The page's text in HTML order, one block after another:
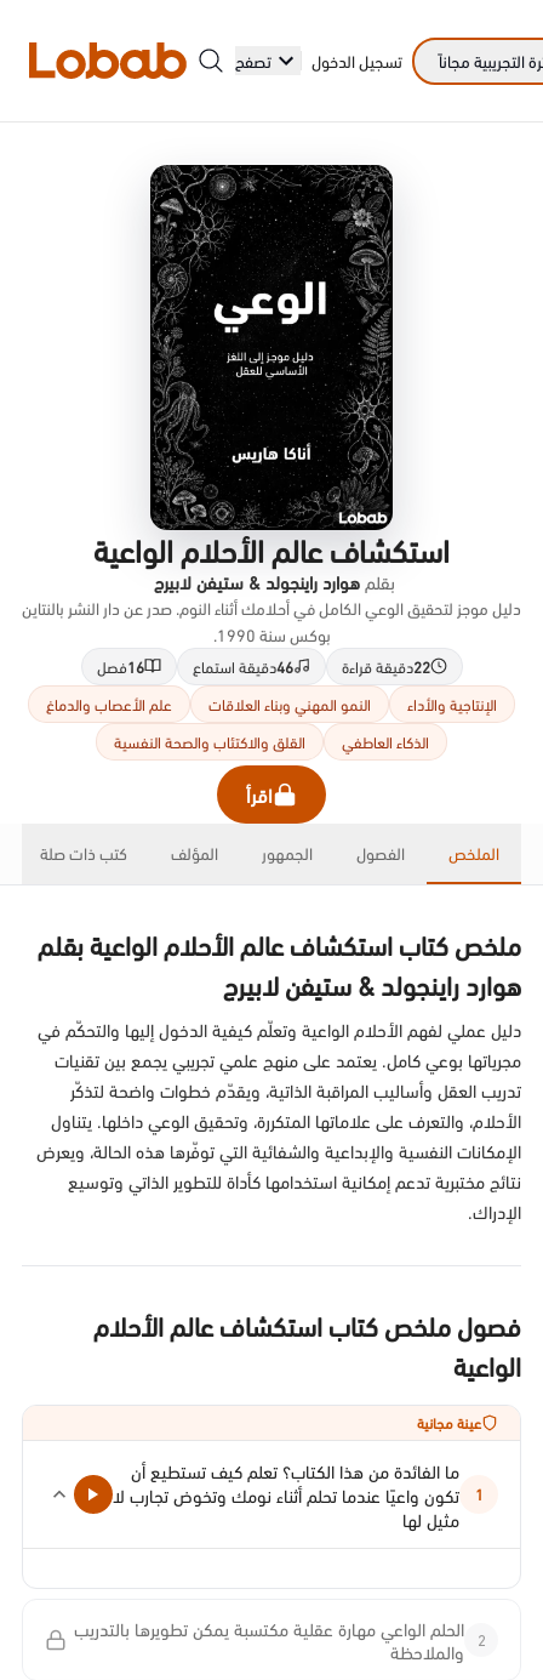
تصفح تسجيل الدخول التجريبية مجاناً
أمم!
استكشاف عالم الأحلام الواعية
بقلمهوارد راينجولد & ستيفن لابيرج
دليل موجز لتحقيق الوعي الكامل في أحلامك أثناء النوم. صدر عن دار النشر بالنتاين
بوكس سنة 1990.
22دقيقة قراءة 46دقيقة استماع 16فصل
الإنتاجية والأداء
النمو المهني وبناء العلاقات
علم الأعصاب والدماغ
الذكاء العاطفي
القلق والاكتئاب والصحة النفسية
اقرأ
الملخص الفصول الجمهور المؤلف كتب ذات صلة
ملخص كتاب استكشاف عالم الأحلام الواعية بقلم
هوارد راينجولد & ستيفن لابيرج
دليل عملي لفهم الأحلام الواعية وتعلّم كيفية الدخول إليها والتحكّم في
مجرياتها بوعي كامل. يعتمد على منهج علمي تجريبي يجمع بين تقنيات
تدريب العقل وأساليب المراقبة الذاتية، ويقدّم خطوات واضحة لتذكّر
الأحلام، والتعرف على علاماتها المتكررة، وتحقيق الوعي داخلها. يتناول
الإمكانات النفسية والإبداعية والشفائية التي توفّرها هذه الحالة، ويعرض
نتائج مختبرية تدعم إمكانية استخدامها كأداة للتطوير الذاتي وتوسيع
الإدراك.
فصول ملخص كتاب استكشاف عالم الأحلام
الواعية
عينة مجانية
1
ما الفائدة من هذا الكتاب؟ تعلم كيف تستطيع أن
تكون واعيًا عندما تحلم أثناء نومك وتخوض تجارب لا
مثيل لها
2 الحلم الواعي مهارة عقلية مكتسبة يمكن تطويرها بالتدريب
والملاحظة